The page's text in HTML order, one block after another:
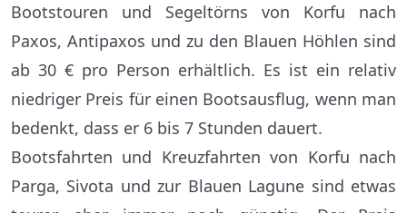
Bootstouren und Segeltörns von Korfu nach
Paxos, Antipaxos und zu den Blauen Höhlen sind
ab 30 € pro Person erhältlich. Es ist ein relativ
niedriger Preis für einen Bootsausflug, wenn man
bedenkt, dass er 6 bis 7 Stunden dauert.
Bootsfahrten und Kreuzfahrten von Korfu nach
Parga, Sivota und zur Blauen Lagune sind etwas